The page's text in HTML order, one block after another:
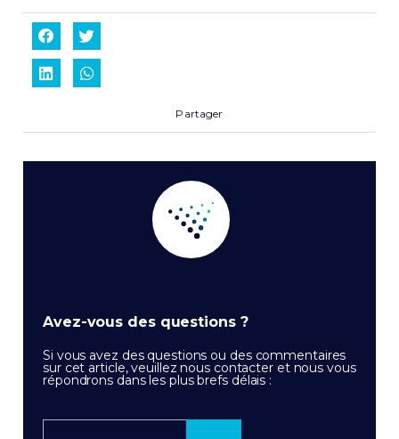
Partager
Avez-vous des questions ?
Si vous avez des questions ou des commentaires
sur cet article, veuillez nous contacter et nous vous
répondrons dans les plus brefs délais :